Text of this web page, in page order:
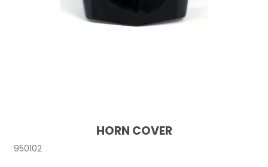
HORN COVER
950102